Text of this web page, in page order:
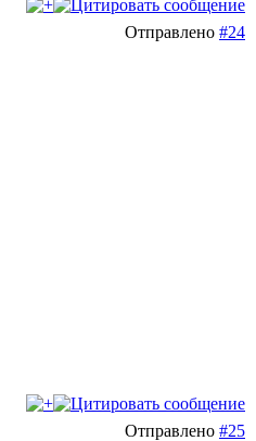
Отправлено #24
Отправлено #25